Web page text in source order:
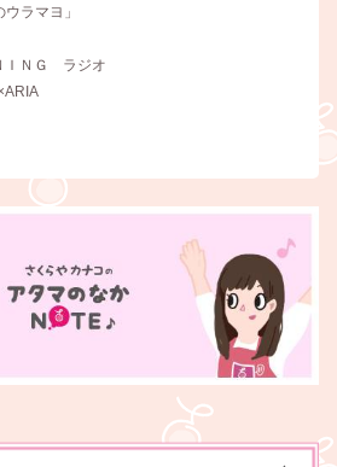
ラマヨ」
ＩＮＧ ラジオ